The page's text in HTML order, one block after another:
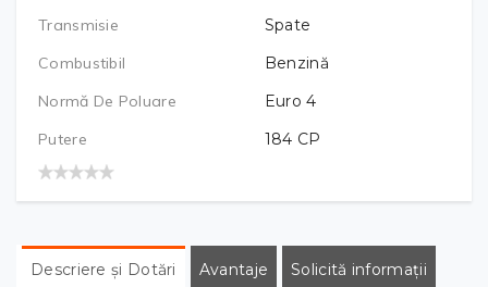
Transmisie
Spate
Combustibil
Benzină
Normă De Poluare
Euro 4
Putere
184 CP
Descriere și Dotări Avantaje Solicită informații